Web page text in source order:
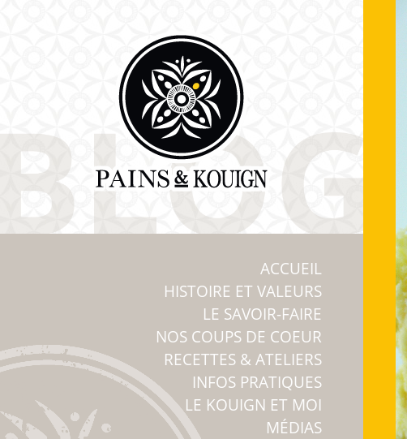
ACCUEIL
HISTOIRE ET VALEURS
LE SAVOIR-FAIRE
NOS COUPS DE COEUR
RECETTES & ATELIERS
INFOS PRATIQUES
LE KOUIGN ET MOI
MÉDIAS